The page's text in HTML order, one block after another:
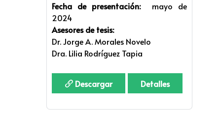
Fecha de presentación:
mayo de
2024
Asesores de tesis:
Dr. Jorge A. Morales Novelo
Dra. Lilia Rodríguez Tapia
Descargar Detalles